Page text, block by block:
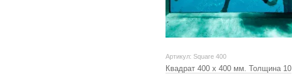
Артикул: Square 400
Квадрат 400 х 400 мм. Толщина 10